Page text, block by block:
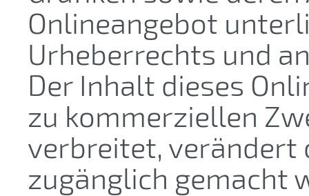
Onlineangebot
Urheberrechts und
Der Inhalt dieses
zu kommerziellen
verbreitet, verändert
zugänglich gemacht